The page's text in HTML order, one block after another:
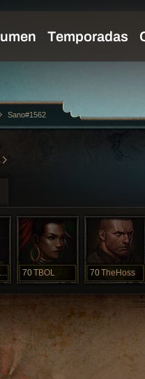
Spyddakash 70TBOL 70TheHoss
Sano#1562